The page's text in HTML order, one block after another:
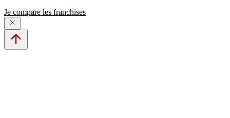
Je compare les franchises